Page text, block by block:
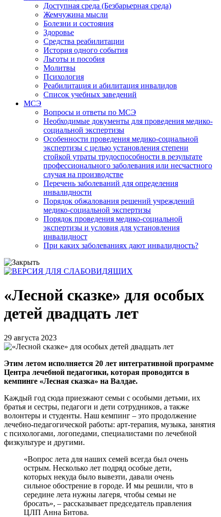
Доступная среда (Безбарьерная среда)
Жемчужина мысли
Болезни и состояния
Здоровье
Средства реабилитации
История одного события
Льготы и пособия
Молитвы
Психология
Реабилитация и абилитация инвалидов
Список учебных заведений
МСЭ
Вопросы и ответы по МСЭ
Необходимые документы для проведения медико-
социальной экспертизы
Особенности проведения медико-социальной
экспертизы с целью установления степени
стойкой утраты трудоспособности в результате
профессионального заболевания или несчастного
случая на производстве
Перечень заболеваний для определения
инвалидности
Порядок обжалования решений учреждений
медико-социальной экспертизы
Порядок проведения медико-социальной
экспертизы и условия для установления
инвалидност
При каких заболеваниях дают инвалидность?
«Лесной сказке» для особых
детей двадцать лет
29 августа 2023
Этим летом исполняется 20 лет интегративной программе
Центра лечебной педагогики, которая проводится в
кемпинге «Лесная сказка» на Валдае.
Каждый год сюда приезжают семьи с особыми детьми, их
братья и сестры, педагоги и дети сотрудников, а также
волонтеры и студенты. Наш кемпинг – это продолжение
лечебно-педагогической работы: арт-терапия, музыка, занятия
с психологами, логопедами, специалистами по лечебной
физкультуре и другими.
«Вопрос лета для наших семей всегда был очень
острым. Несколько лет подряд особые дети,
которых некуда было вывезти, давали очень
сильное обострение в городе. И мы решили, что в
середине лета нужны лагеря, чтобы семьи не
бросать», – рассказывает председатель правления
ЦЛП Анна Битова.